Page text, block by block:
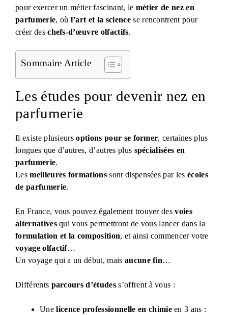
pour exercer un métier fascinant, le métier de nez en
parfumerie, où l’art et la sciencese rencontrent pour
créer deschefs-d’œuvre olfactifs.
Sommaire Article
Les études pour devenir nez en
parfumerie
Il existe plusieursoptions pour se former, certaines plus
longues que d’autres, d’autres plus spécialisées en
parfumerie.
Lesmeilleures formations sont dispensées par lesécoles
de parfumerie.
En France, vous pouvez également trouver desvoies
alternativesqui vous permettront de vous lancer dans la
formulation et la composition, et ainsi commencer votre
voyage olfactif…
Un voyage qui a un début, mais aucune fin…
Différents parcours d’étudess’offrent à vous :
Unelicence professionnelle en chimieen 3 ans :